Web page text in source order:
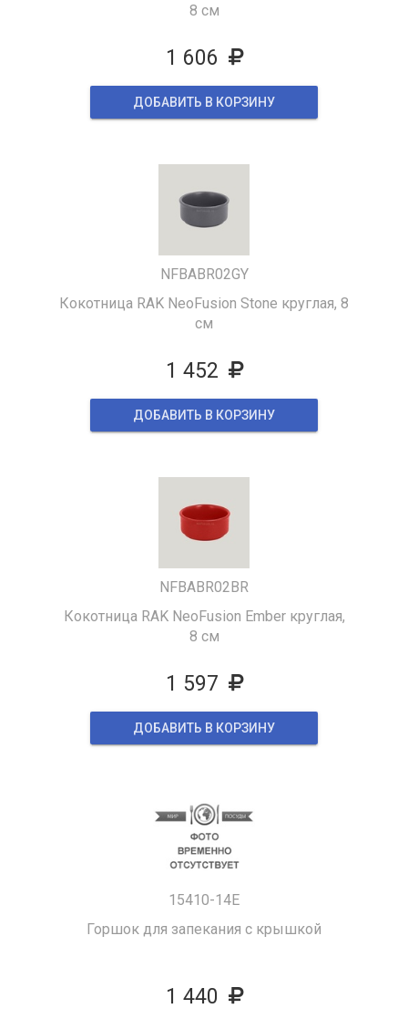
8 см
1 606
ДОБАВИТЬ В КОРЗИНУ
NFBABR02GY
Кокотница RAK NeoFusion Stone круглая, 8
см
1 452
ДОБАВИТЬ В КОРЗИНУ
NFBABR02BR
Кокотница RAK NeoFusion Ember круглая,
8 см
1 597
ДОБАВИТЬ В КОРЗИНУ
15410-14E
Горшок для запекания с крышкой
1 440